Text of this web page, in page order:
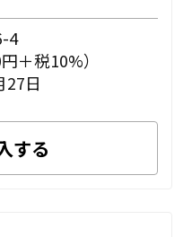
4
＋税10%）
27日
する